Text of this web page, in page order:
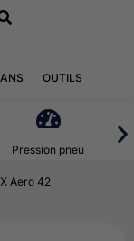
OUTILS
Pression pneu
Aero 42